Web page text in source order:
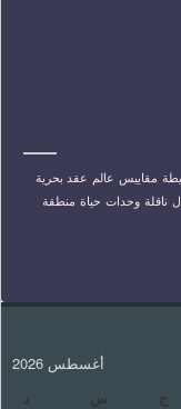
مقاييس عالم عقد بحرية
ناقلة وحدات حياة منطقة
أغسطس 2026
ج س د